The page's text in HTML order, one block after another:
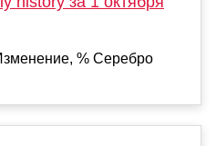
% Серебро